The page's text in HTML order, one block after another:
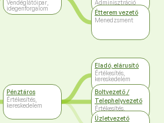
Vendéglátóipar,
idegenforgalom
Pénztáros
Értékesítés,
kereskedelem
Adminisztráció
Étterem vezető
Menedzsment
Eladó, elárusító
Értékesítés,
kereskedelem
Boltvezető /
Telephelyvezető
Értékesítés,
kereskedelem
Üzletvezető